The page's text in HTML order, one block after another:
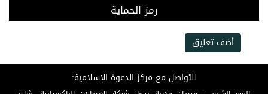
رمز الحماية
أضف تعليق
للتواصل مع مركز الدعوة الإسلامية: